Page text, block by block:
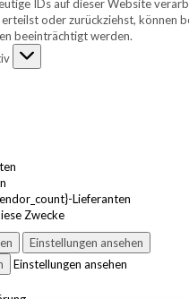
IDs auf dieser Website
oder zurückziehst, können
beeinträchtigt werden.
Lieferanten
Zwecke
Einstellungen ansehen
Einstellungen ansehen